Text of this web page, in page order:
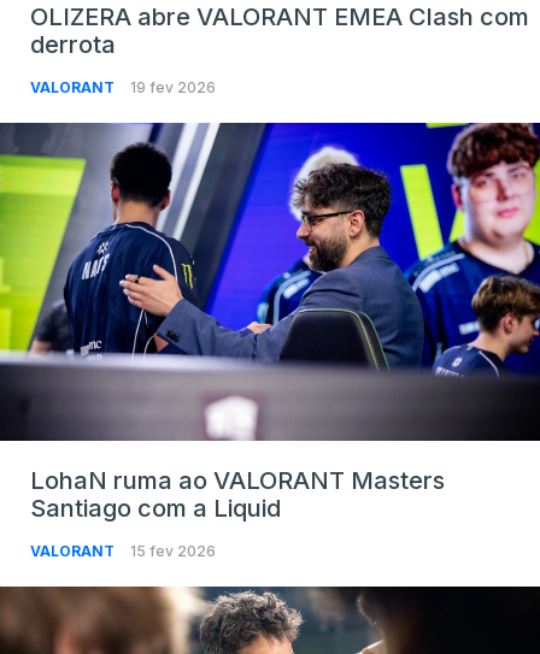
OLIZERA abre VALORANT EMEA Clash com
derrota
VALORANT 19 fev 2026
LohaN ruma ao VALORANT Masters
Santiago com a Liquid
VALORANT 15 fev 2026